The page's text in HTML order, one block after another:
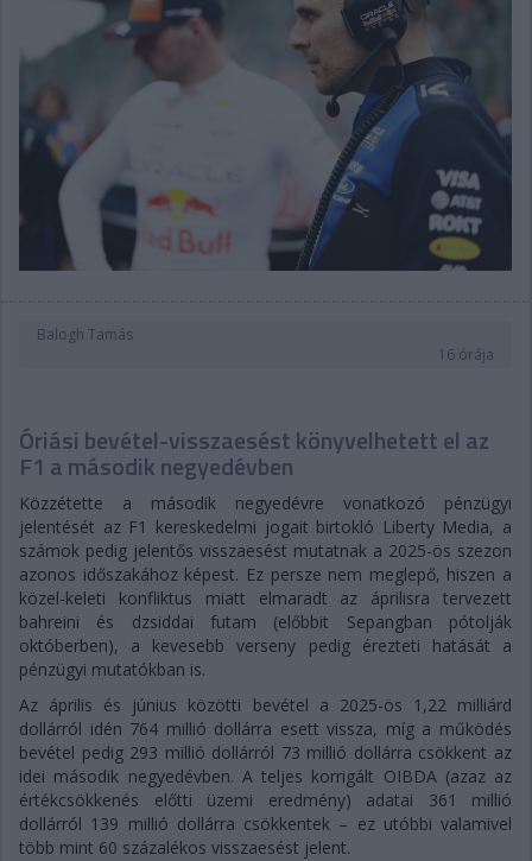
Balogh Tamás
16 órája
Óriási bevétel-visszaesést könyvelhetett el az
F1 a második negyedévben
Közzétette a második negyedévre vonatkozó pénzügyi
jelentését az F1 kereskedelmi jogait birtokló Liberty Media, a
számok pedig jelentős visszaesést mutatnak a 2025-ös szezon
azonos időszakához képest. Ez persze nem meglepő, hiszen a
közel-keleti konfliktus miatt elmaradt az áprilisra tervezett
bahreini és dzsiddai futam (előbbit Sepangban pótolják
októberben), a kevesebb verseny pedig érezteti hatását a
pénzügyi mutatókban is.
Az április és június közötti bevétel a 2025-ös 1,22 milliárd
dollárról idén 764 millió dollárra esett vissza, míg a működés
bevétel pedig 293 millió dollárról 73 millió dollárra csökkent az
idei második negyedévben. A teljes korrigált OIBDA (azaz az
értékcsökkenés előtti üzemi eredmény) adatai 361 millió
dollárról 139 millió dollárra csökkentek – ez utóbbi valamivel
több mint 60 százalékos visszaesést jelent.